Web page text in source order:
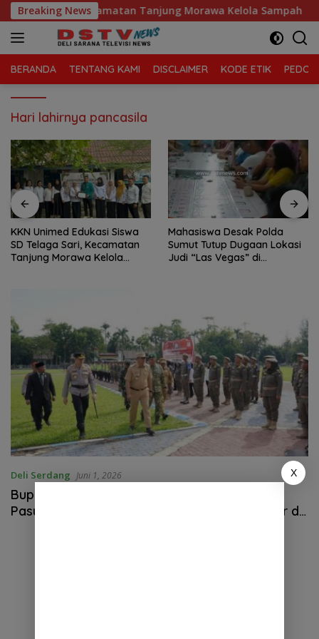
Langsung
ke
konten
Breaking News
Sari, Kecamatan Tanjung Morawa Kelola Sampah
BERANDA TENTANG KAMI DISCLAIMER KODE ETIK
Hari lahirnya pancasila
KKN Unimed Edukasi Siswa
SD Telaga Sari, Kecamatan
Tanjung Morawa Kelola
Mahasiswa Desak Polda
Sumut Tutup Dugaan Lokasi
Judi “Las Vegas” di
Deli Serdang Juni 1, 2026
Bupati Deli Serdang Pimpin Apel Pergeseran
Pasukan, Pilkades Serentak 2026 Siap Digelar di
X